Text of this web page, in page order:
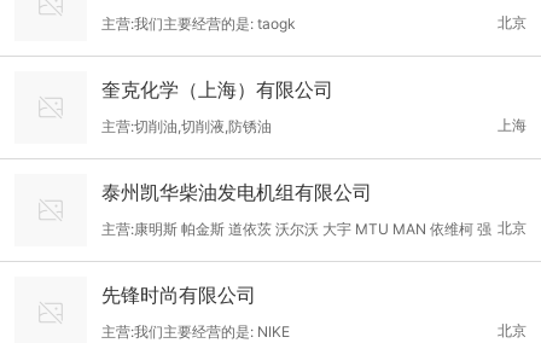
北京
主营:我们主要经营的是: taogk
奎克化学（上海）有限公司
上海
主营:切削油,切削液,防锈油
泰州凯华柴油发电机组有限公司
北京
主营:康明斯 帕金斯 道依茨 沃尔沃 大宇 MTU MAN 依维柯 强
鹿 雷沃 上柴 无动 济柴 玉柴
先锋时尚有限公司
北京
主营:我们主要经营的是: NIKE